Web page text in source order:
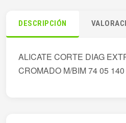
DESCRIPCIÓN
ALICATE CORTE DIAG
CROMADO M/BIM 74 05